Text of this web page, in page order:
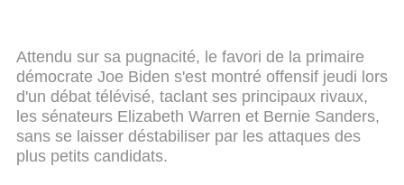
Attendu sur sa pugnacité, le favori de la primaire
démocrate Joe Biden s'est montré offensif jeudi lors
d'un débat télévisé, taclant ses principaux rivaux,
les sénateurs Elizabeth Warren et Bernie Sanders,
sans se laisser déstabiliser par les attaques des
plus petits candidats.